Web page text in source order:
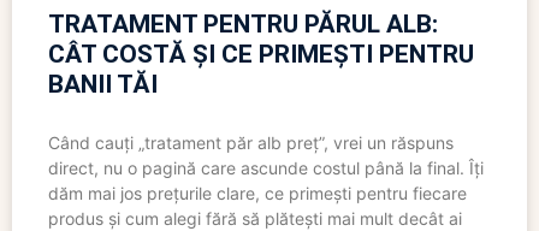
TRATAMENT PENTRU PĂRUL ALB:
CÂT COSTĂ ȘI CE PRIMEȘTI PENTRU
BANII TĂI
Când cauți „tratament păr alb preț”, vrei un răspuns
direct, nu o pagină care ascunde costul până la final. Îți
dăm mai jos prețurile clare, ce primești pentru fiecare
produs și cum alegi fără să plătești mai mult decât ai